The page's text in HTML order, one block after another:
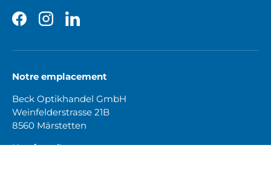
FacebookInstagramLinkedIn
Notre emplacement
Beck Optikhandel GmbH
Weinfelderstrasse 21B
8560 Märstetten
Horaires d'ouverture :